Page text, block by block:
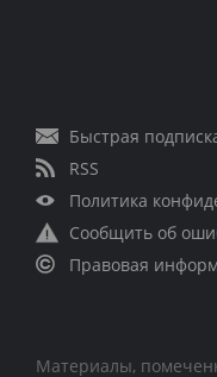
Быстрая
RSS
Политика
Сообщить об
Правовая
Материалы,